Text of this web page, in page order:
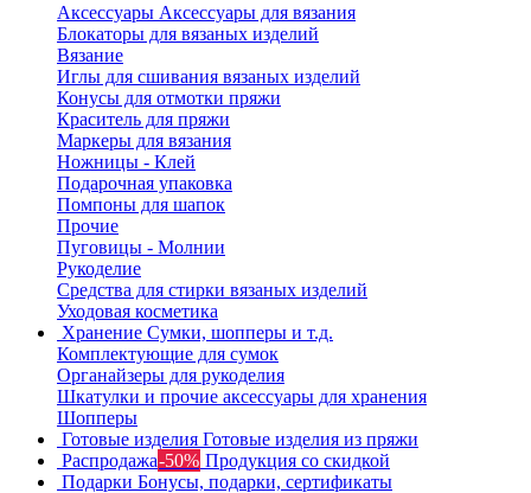
Аксессуары Аксессуары для вязания
Блокаторы для вязаных изделий
Вязание
Иглы для сшивания вязаных изделий
Конусы для отмотки пряжи
Краситель для пряжи
Маркеры для вязания
Ножницы - Клей
Подарочная упаковка
Помпоны для шапок
Прочие
Пуговицы - Молнии
Рукоделие
Средства для стирки вязаных изделий
Уходовая косметика
Хранение Сумки, шопперы и т.д.
Комплектующие для сумок
Органайзеры для рукоделия
Шкатулки и прочие аксессуары для хранения
Шопперы
Готовые изделия Готовые изделия из пряжи
Распродажа-50% Продукция со скидкой
Подарки Бонусы, подарки, сертификаты